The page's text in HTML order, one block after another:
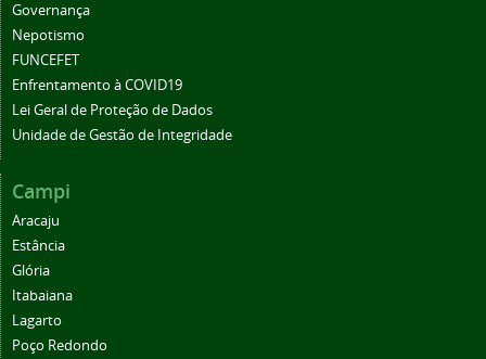
Governança
Nepotismo
FUNCEFET
Enfrentamento à COVID19
Lei Geral de Proteção de Dados
Unidade de Gestão de Integridade
Campi
Aracaju
Estância
Glória
Itabaiana
Lagarto
Poço Redondo